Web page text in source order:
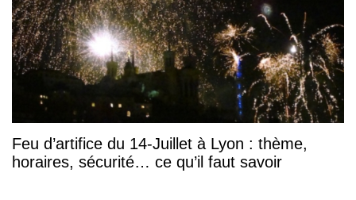
Feu d’artifice du 14-Juillet à Lyon : thème,
horaires, sécurité… ce qu’il faut savoir